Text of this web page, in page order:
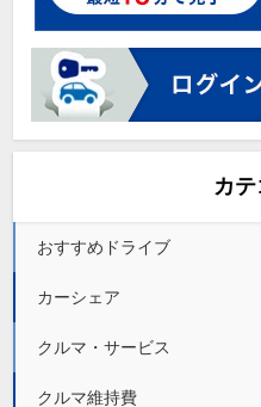
カ
おすすめドライブ
カーシェア
クルマ・サービス
クルマ維持費